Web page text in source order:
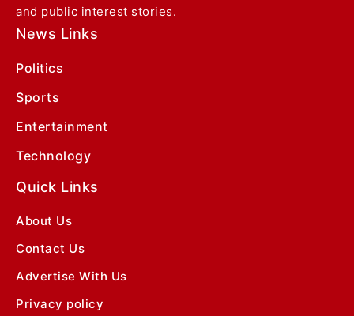
and public interest stories.
News Links
Politics
Sports
Entertainment
Technology
Quick Links
About Us
Contact Us
Advertise With Us
Privacy policy